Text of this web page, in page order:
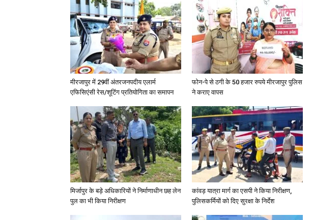
मीरजापुर में 29वीं अंतरजनपदीय एलार्म
एफिसिएंसी रेस/शूटिंग प्रतियोगिता का समापन
फोन-पे से ठगी के 50 हजार रुपये मीरजापुर पुलिस
ने कराए वापस
मिर्जापुर के बड़े अधिकारियों ने निर्माणाधीन छह लेन
पुल का भी किया निरीक्षण
कांवड़ यात्रा मार्ग का एसपी ने किया निरीक्षण,
पुलिसकर्मियों को दिए सुरक्षा के निर्देश